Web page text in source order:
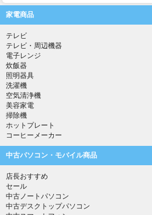
家電商品
テレビ
テレビ・周辺機器
電子レンジ
炊飯器
照明器具
洗濯機
空気清浄機
美容家電
掃除機
ホットプレート
コーヒーメーカー
中古パソコン・モバイル商品
店長おすすめ
セール
中古ノートパソコン
中古デスクトップパソコン